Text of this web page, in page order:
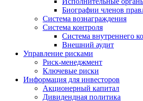
Биографии членов
Система вознаграждения
Система контроля
Система внутреннего
Внешний аудит
Управление рисками
Риск-менеджмент
Ключевые риски
Информация для инвесторов
Акционерный капитал
Дивидендная политика